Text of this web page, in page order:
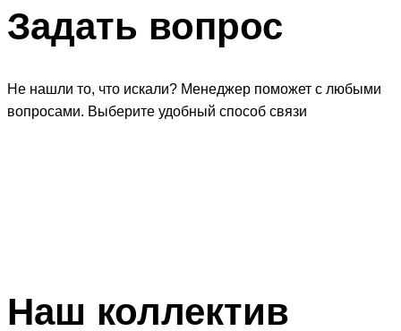
Задать вопрос
Не нашли то, что искали? Менеджер поможет с любыми
вопросами. Выберите удобный способ связи
Наш коллектив